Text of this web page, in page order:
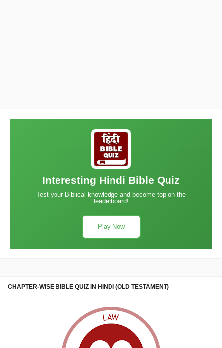
Interesting Hindi Bible Quiz
Test your Biblical knowledge and become top on the
leaderboard!
Play Now
CHAPTER-WISE BIBLE QUIZ IN HINDI (OLD TESTAMENT)